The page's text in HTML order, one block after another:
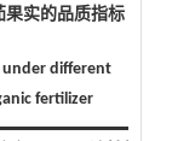
果实的品质指标
under different
fertilizer